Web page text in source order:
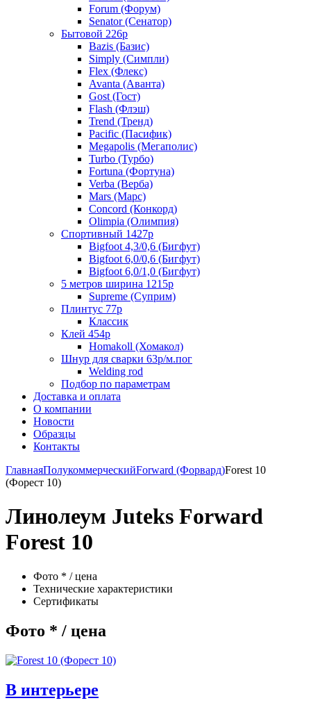
Forum (Форум)
Senator (Сенатор)
Бытовой 226р
Bazis (Базис)
Simply (Симпли)
Flex (Флекс)
Avanta (Аванта)
Gost (Гост)
Flash (Флэш)
Trend (Тренд)
Pacific (Пасифик)
Megapolis (Мегаполис)
Turbo (Турбо)
Fortuna (Фортуна)
Verba (Верба)
Mars (Марс)
Concord (Конкорд)
Olimpia (Олимпия)
Спортивный 1427р
Bigfoot 4,3/0,6 (Бигфут)
Bigfoot 6,0/0,6 (Бигфут)
Bigfoot 6,0/1,0 (Бигфут)
5 метров ширина 1215р
Supreme (Суприм)
Плинтус 77р
Классик
Клей 454р
Homakoll (Хомакол)
Шнур для сварки 63р/м.пог
Welding rod
Подбор по параметрам
Доставка и оплата
О компании
Новости
Образцы
Контакты
ГлавнаяПолукоммерческийForward (Форвард)Forest 10
(Форест 10)
Линолеум Juteks Forward
Forest 10
Фото * / цена
Технические характеристики
Сертификаты
Фото * / цена
В интерьере